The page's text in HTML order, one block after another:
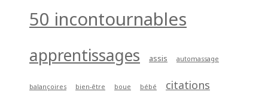
50 incontournables
apprentissages assis automassage
balançoires bien-être boue bébé citations